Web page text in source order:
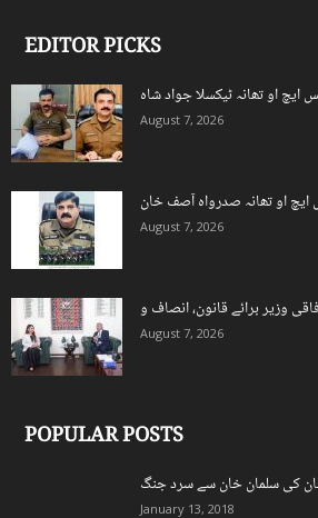
EDITOR PICKS
August 7, 2026
August 7, 2026
August 7, 2026
POPULAR POSTS
کی سلمان خان سے سرد جنگ
January 13, 2018